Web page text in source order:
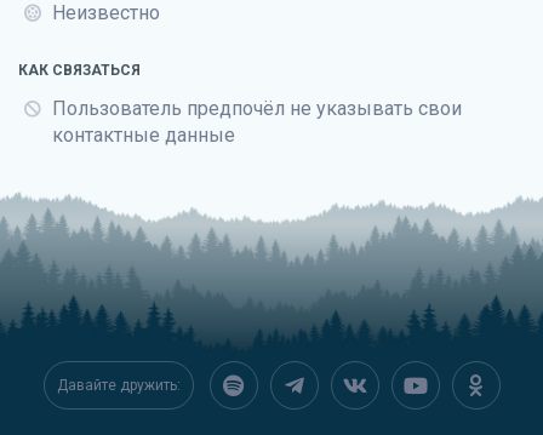
Неизвестно
КАК СВЯЗАТЬСЯ
Пользователь предпочёл не указывать свои
контактные данные
Давайте дружить: